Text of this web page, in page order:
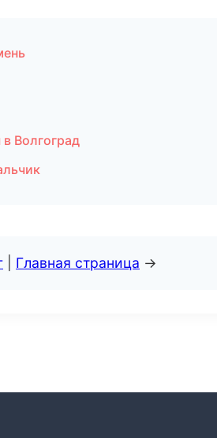
Волгоград
Главная страница →